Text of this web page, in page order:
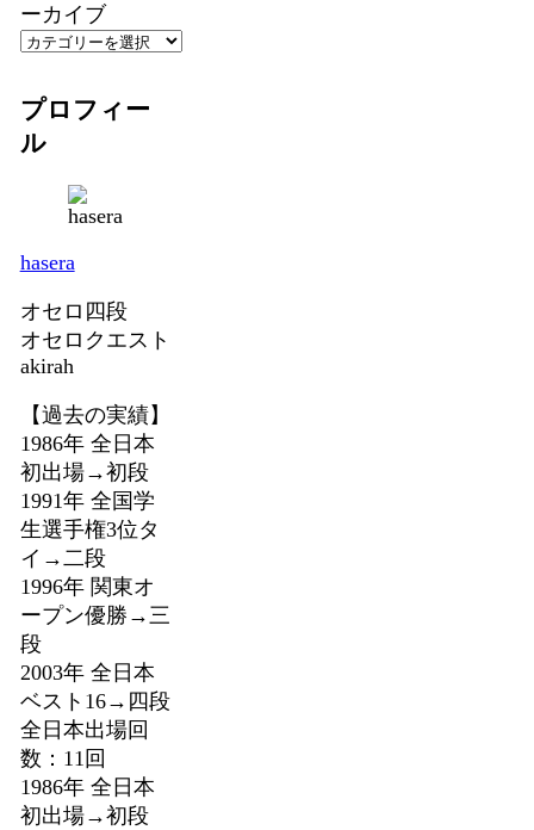
ーカイブ
プロフィー
ル
hasera
オセロ四段
オセロクエスト
akirah
【過去の実績】
1986年 全日本
初出場→初段
1991年 全国学
生選手権3位タ
イ→二段
1996年 関東オ
ープン優勝→三
段
2003年 全日本
ベスト16→四段
全日本出場回
数：11回
1986年 全日本
初出場→初段